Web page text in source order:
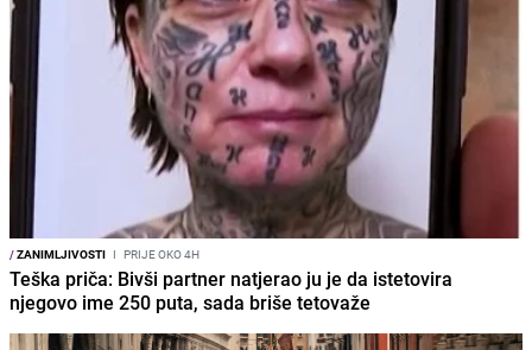
/ZANIMLJIVOSTI I PRIJE OKO 4H
Teška priča: Bivši partner natjerao ju je da istetovira
njegovo ime 250 puta, sada briše tetovaže